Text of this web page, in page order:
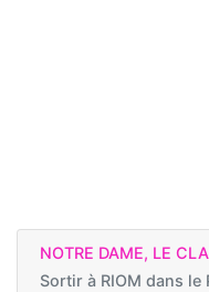
NOTRE DAME, LE
Sortir à RIOM dans le